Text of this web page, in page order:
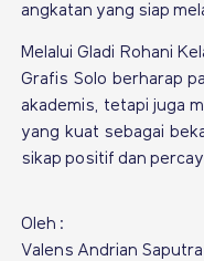
angkatan yang siap
Melalui Gladi Rohani
Grafis Solo berharap
akademis, tetapi juga
yang kuat sebagai
sikap positif dan
Oleh :
Valens Andrian